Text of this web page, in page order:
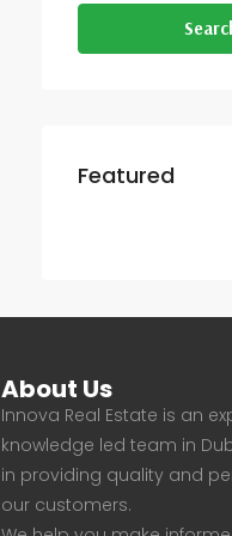
Featured
About Us
Innova Real Estate is an
knowledge led team in
in providing quality and
our customers.